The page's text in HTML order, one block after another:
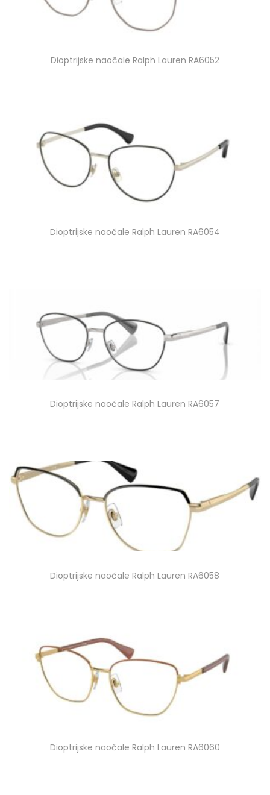
Dioptrijske naočale Ralph Lauren RA6052
Dioptrijske naočale Ralph Lauren RA6054
Dioptrijske naočale Ralph Lauren RA6057
Dioptrijske naočale Ralph Lauren RA6058
Dioptrijske naočale Ralph Lauren RA6060